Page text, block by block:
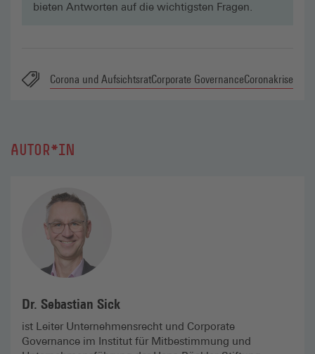
bieten Antworten auf die wichtigsten Fragen.
Corona und AufsichtsratCorporate GovernanceCoronakrise
AUTOR*IN
Dr. Sebastian Sick
ist Leiter Unternehmensrecht und Corporate
Governance im Institut für Mitbestimmung und